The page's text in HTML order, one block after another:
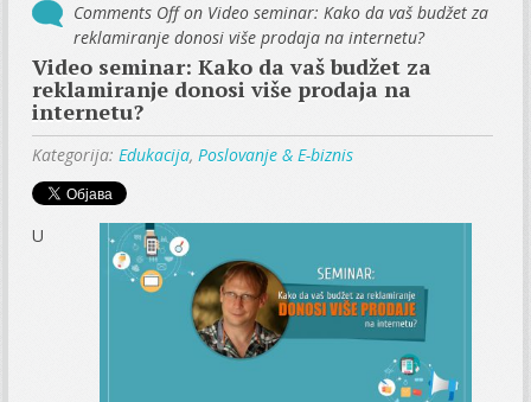
Comments Offon Video seminar: Kako da vaš budžet za
reklamiranje donosi više prodaja na internetu?
Video seminar: Kako da vaš budžet za
reklamiranje donosi više prodaja na
internetu?
Kategorija:Edukacija,Poslovanje & E-biznis
U